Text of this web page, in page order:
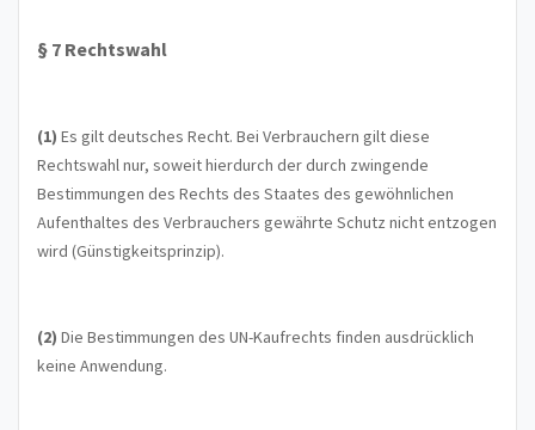
§ 7 Rechtswahl
(1) Es gilt deutsches Recht. Bei Verbrauchern gilt diese
Rechtswahl nur, soweit hierdurch der durch zwingende
Bestimmungen des Rechts des Staates des gewöhnlichen
Aufenthaltes des Verbrauchers gewährte Schutz nicht entzogen
wird (Günstigkeitsprinzip).
(2) Die Bestimmungen des UN-Kaufrechts finden ausdrücklich
keine Anwendung.